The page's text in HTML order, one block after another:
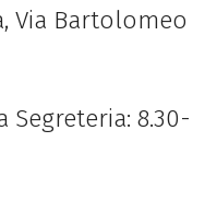
Via Bartolomeo
8.30-